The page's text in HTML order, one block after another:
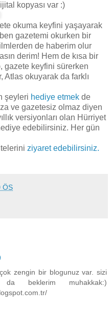
kopyası var :)
okuma keyfini yaşayarak
gazetemi okurken bir
de haberim olur
derim! Hem de kısa bir
gazete keyfini sürerken
Atlas okuyarak da farklı
şeyleri hediye etmek de
ve gazetesiz olmaz diyen
versiyonları olan Hürriyet
edebilirsiniz. Her gün
ziyaret edebilirsiniz.
ÖS
zengin bir blogunuz var. sizi
beklerim muhakkak:)